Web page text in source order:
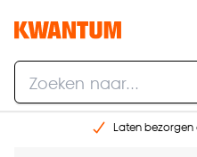
Laten bezorgen